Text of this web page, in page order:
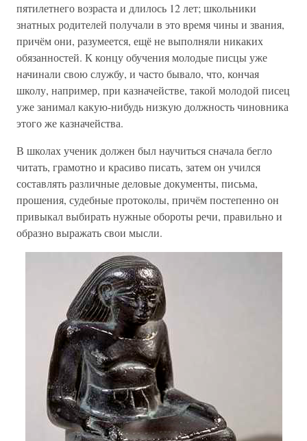
пятилетнего возраста и длилось 12 лет; школьники
знатных родителей получали в это время чины и звания,
причём они, разумеется, ещё не выполняли никаких
обязанностей. К концу обучения молодые писцы уже
начинали свою службу, и часто бывало, что, кончая
школу, например, при казначействе, такой молодой писец
уже занимал какую-нибудь низкую должность чиновника
этого же казначейства.
В школах ученик должен был научиться сначала бегло
читать, грамотно и красиво писать, затем он учился
составлять различные деловые документы, письма,
прошения, судебные протоколы, причём постепенно он
привыкал выбирать нужные обороты речи, правильно и
образно выражать свои мысли.